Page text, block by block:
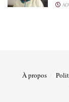
À propos